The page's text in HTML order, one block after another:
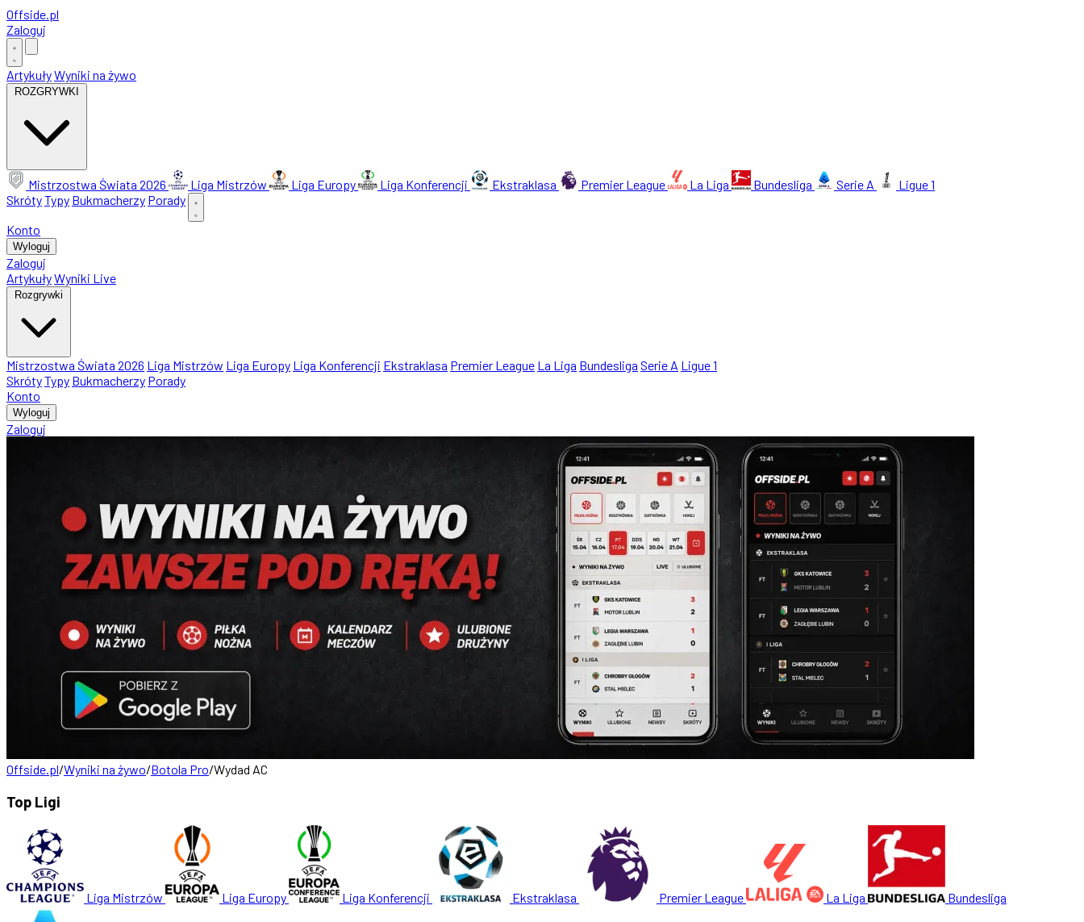
Offside.pl
Zaloguj
ArtykułyWyniki na żywo
ROZGRYWKI
Mistrzostwa Świata 2026 Liga Mistrzów Liga Europy Liga Konferencji Ekstraklasa Premier League La Liga Bundesliga Serie A
Ligue 1
SkrótyTypy Bukmacherzy Porady
Konto
Wyloguj
Zaloguj
ArtykułyWyniki Live
Rozgrywki
Mistrzostwa Świata 2026 Liga Mistrzów Liga Europy Liga Konferencji Ekstraklasa Premier League La Liga Bundesliga Serie A Ligue 1
SkrótyTypy Bukmacherzy Porady
Konto
Wyloguj
Zaloguj
Offside.pl/Wyniki na żywo/Botola Pro/Wydad AC
Top Ligi
Liga Mistrzów Liga Europy Liga Konferencji Ekstraklasa Premier League La Liga Bundesliga